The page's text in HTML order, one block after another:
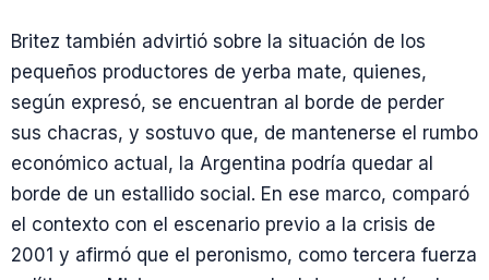
Britez también advirtió sobre la situación de los
pequeños productores de yerba mate, quienes,
según expresó, se encuentran al borde de perder
sus chacras, y sostuvo que, de mantenerse el rumbo
económico actual, la Argentina podría quedar al
borde de un estallido social. En ese marco, comparó
el contexto con el escenario previo a la crisis de
2001 y afirmó que el peronismo, como tercera fuerza